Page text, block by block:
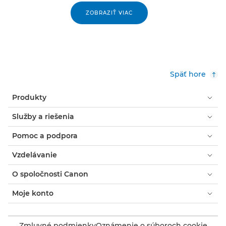
ZOBRAZIŤ VIAC
Späť hore
Produkty
Služby a riešenia
Pomoc a podpora
Vzdelávanie
O spoločnosti Canon
Moje konto